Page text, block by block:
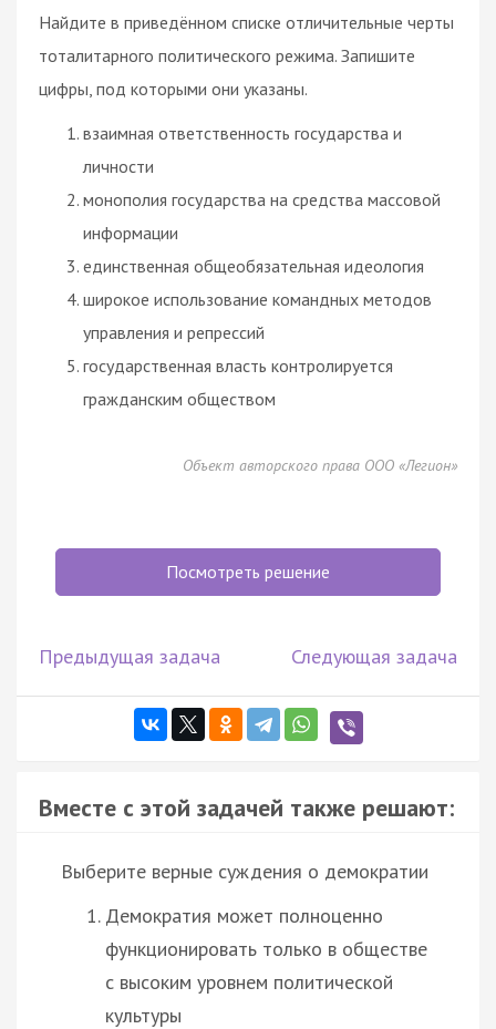
Найдите в приведённом списке отличительные черты
тоталитарного политического режима. Запишите
цифры, под которыми они указаны.
взаимная ответственность государства и
личности
монополия государства на средства массовой
информации
единственная общеобязательная идеология
широкое использование командных методов
управления и репрессий
государственная власть контролируется
гражданским обществом
Объект авторского права ООО «Легион»
Посмотреть решение
Предыдущая задача Следующая задача
Вместе с этой задачей также решают:
Выберите верные суждения о демократии
Демократия может полноценно
функционировать только в обществе
с высоким уровнем политической
культуры